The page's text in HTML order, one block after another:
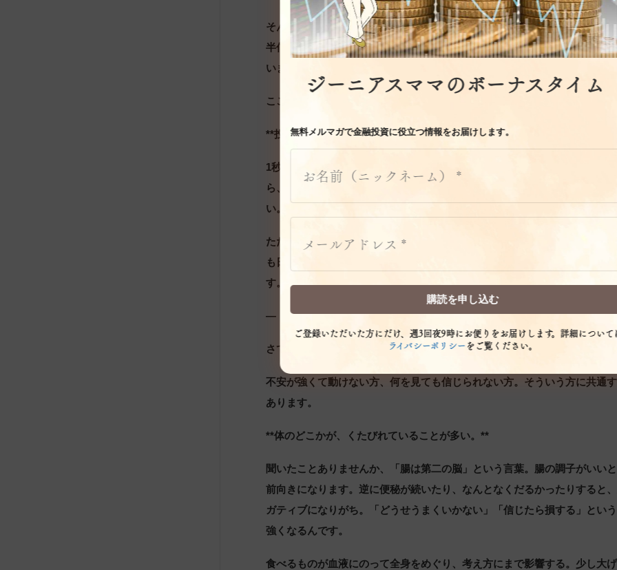
そんな不安、ありますよね。実は私もメルマガを書きながら、「読んでく
半信半疑かもな」と思っています。それで全然いいんです。むしろ正直な
います。
ここで、はっきりお伝えしますね。
**投資もビジネスも、100％確かなことは何一つありません。**
1秒先のことは、誰にもわからない。もし「絶対に儲かる方法」を知ってい
ら、その人はとっくに何十億も稼いでいるはずです。でも現実には、そん
い。みんな、わからないまま、事実を積み重ねながら進んでいるんです。
ただ、事実として言えること。世界の株価は長期で見ると上昇を続けてい
も日経平均は高値を更新しました。これは誰かの予測ではなく、起きてい
す。
—
さて、ここからが本題です。
不安が強くて動けない方、何を見ても信じられない方。そういう方に共通
あります。
**体のどこかが、くたびれていることが多い。**
聞いたことありませんか、「腸は第二の脳」という言葉。腸の調子がいい
前向きになります。逆に便秘が続いたり、なんとなくだるかったりすると
ガティブになりがち。「どうせうまくいかない」「信じたら損する」とい
強くなるんです。
食べるものが血液にのって全身をめぐり、考え方にまで影響する。少し大
ジーニアスママのボーナスタイム
無料メルマガで金融投資に役立つ情報をお届けします。
ご登録いただいた方にだけ、週3回夜9時にお便りをお届けします。詳細について
ライバシーポリシーをご覧ください。